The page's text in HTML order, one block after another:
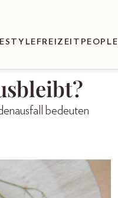
FREIZEIT PEOPLE
bedeuten